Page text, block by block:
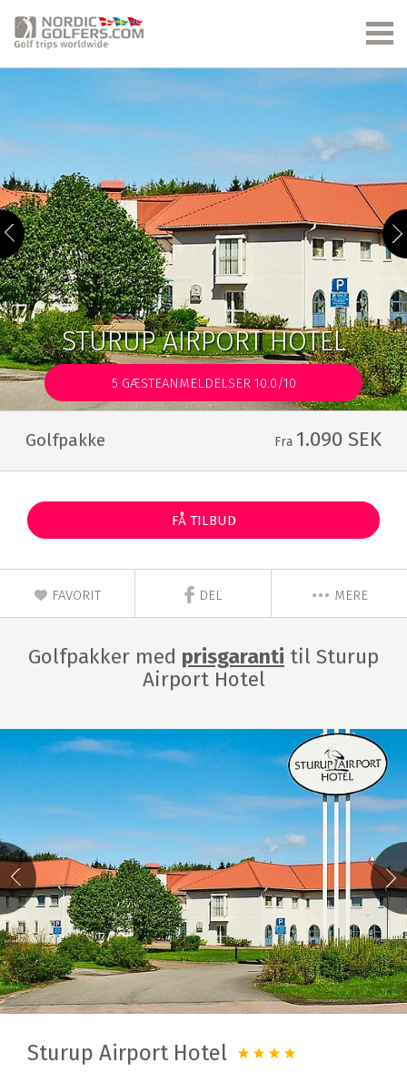
STURUP AIRPORT HOTEL
5 GÆSTEANMELDELSER 10.0/10
Golfpakke Fra 1.090 SEK
FÅ TILBUD
FAVORIT DEL MERE
Golfpakker med prisgaranti til Sturup
Airport Hotel
Sturup Airport Hotel